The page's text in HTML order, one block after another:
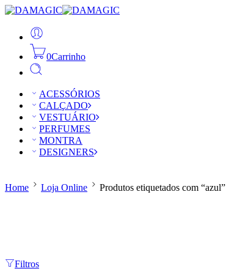
0Carrinho
ACESSÓRIOS
CALÇADO
VESTUÁRIO
PERFUMES
MONTRA
DESIGNERS
Home Loja Online Produtos etiquetados com “azul”
Filtros